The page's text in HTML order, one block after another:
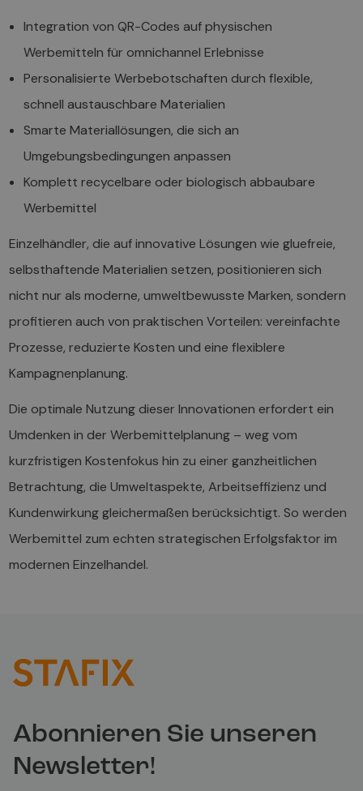
Integration von QR-Codes auf physischen
Werbemitteln für omnichannel Erlebnisse
Personalisierte Werbebotschaften durch flexible,
schnell austauschbare Materialien
Smarte Materiallösungen, die sich an
Umgebungsbedingungen anpassen
Komplett recycelbare oder biologisch abbaubare
Werbemittel
Einzelhändler, die auf innovative Lösungen wie gluefreie,
selbsthaftende Materialien setzen, positionieren sich
nicht nur als moderne, umweltbewusste Marken, sondern
profitieren auch von praktischen Vorteilen: vereinfachte
Prozesse, reduzierte Kosten und eine flexiblere
Kampagnenplanung.
Die optimale Nutzung dieser Innovationen erfordert ein
Umdenken in der Werbemittelplanung – weg vom
kurzfristigen Kostenfokus hin zu einer ganzheitlichen
Betrachtung, die Umweltaspekte, Arbeitseffizienz und
Kundenwirkung gleichermaßen berücksichtigt. So werden
Werbemittel zum echten strategischen Erfolgsfaktor im
modernen Einzelhandel.
Abonnieren Sie unseren
Newsletter!